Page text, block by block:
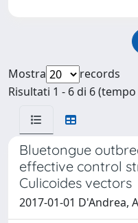
Mostra
records
Risultati 1 - 6 di 6
Bluetongue
effective control
Culicoides vectors
2017-01-01 D'Andrea,